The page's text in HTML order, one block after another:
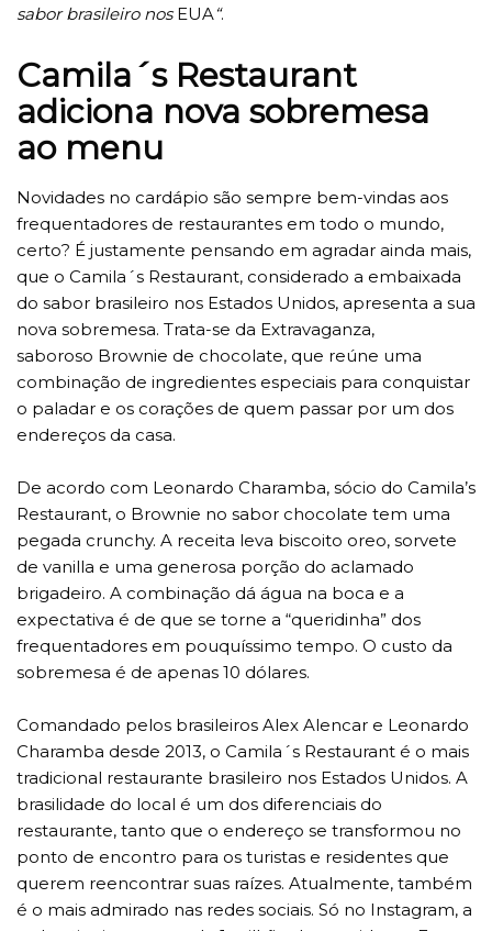
sabor brasileiro nosEUA“.
Camila´s Restaurant
adiciona nova sobremesa
ao menu
Novidades no cardápio são sempre bem-vindas aos
frequentadores de restaurantes em todo o mundo,
certo? É justamente pensando em agradar ainda mais,
que o Camila´s Restaurant, considerado a embaixada
do sabor brasileiro nos Estados Unidos, apresenta a sua
nova sobremesa. Trata-se da Extravaganza,
saboroso Brownie de chocolate, que reúne uma
combinação de ingredientes especiais para conquistar
o paladar e os corações de quem passar por um dos
endereços da casa.
De acordo com Leonardo Charamba, sócio do Camila’s
Restaurant, o Brownie no sabor chocolate tem uma
pegada crunchy. A receita leva biscoito oreo, sorvete
de vanilla e uma generosa porção do aclamado
brigadeiro. A combinação dá água na boca e a
expectativa é de que se torne a “queridinha” dos
frequentadores em pouquíssimo tempo. O custo da
sobremesa é de apenas 10 dólares.
Comandado pelos brasileiros Alex Alencar e Leonardo
Charamba desde 2013, o Camila´s Restaurant é o mais
tradicional restaurante brasileiro nos Estados Unidos. A
brasilidade do local é um dos diferenciais do
restaurante, tanto que o endereço se transformou no
ponto de encontro para os turistas e residentes que
querem reencontrar suas raízes. Atualmente, também
é o mais admirado nas redes sociais. Só no Instagram, a